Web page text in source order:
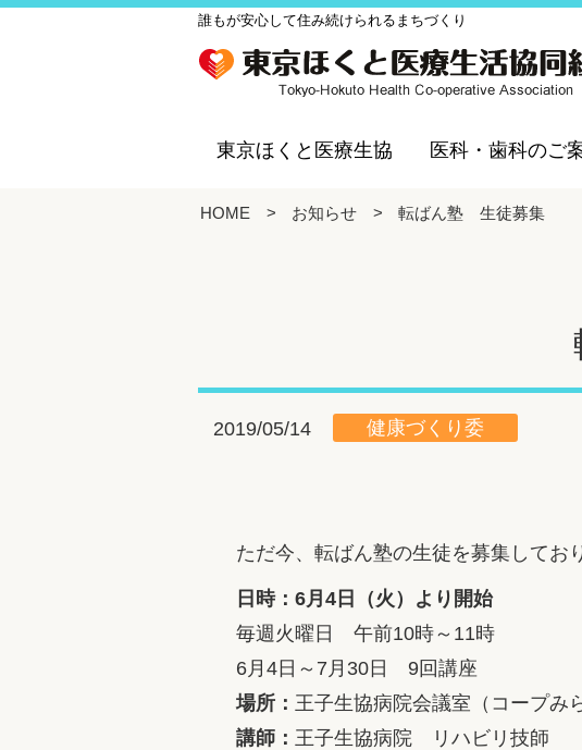
誰もが安心して住み続けられるまちづくり
東京ほくと医療生協 医科・歯科のご
HOME > お知らせ > 転ばん塾 生徒募集
2019/05/14 健康づくり委
ただ今、転ばん塾の生徒を募集してお
日時：6月4日（火）より開始
毎週火曜日 午前10時～11時
6月4日～7月30日 9回講座
場所： 王子生協病院会議室（コープみ
講師： 王子生協病院 リハビリ技師